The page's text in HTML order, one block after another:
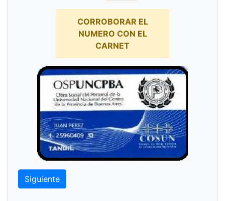
CORROBORAR EL
NUMERO CON EL
CARNET